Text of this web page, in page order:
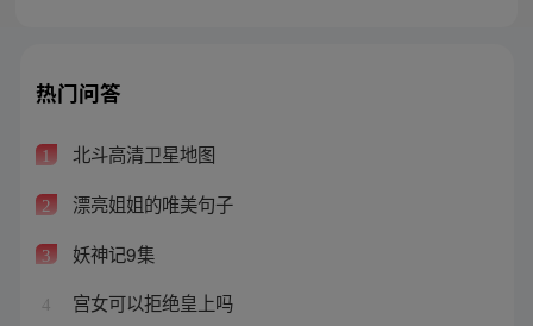
热门问答
1 北斗高清卫星地图
2 漂亮姐姐的唯美句子
3 妖神记9集
4 宫女可以拒绝皇上吗